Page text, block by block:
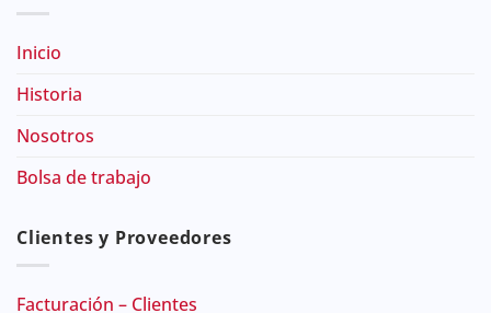
Inicio
Historia
Nosotros
Bolsa de trabajo
Clientes y Proveedores
Facturación – Clientes